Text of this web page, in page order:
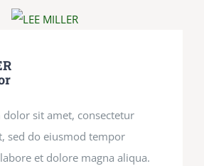
sit amet, consectetur
sed do eiusmod tempor
et dolore magna aliqua.